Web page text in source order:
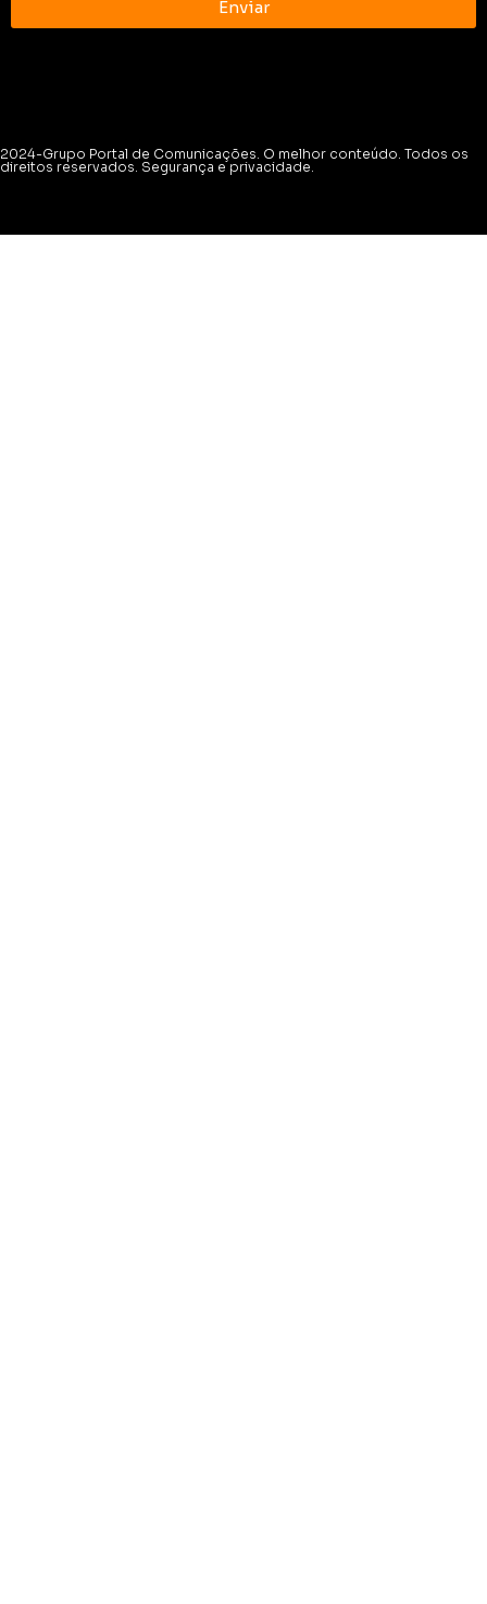
Enviar
2024-Grupo Portal de Comunicações. O melhor conteúdo. Todos os
direitos reservados. Segurança e privacidade.